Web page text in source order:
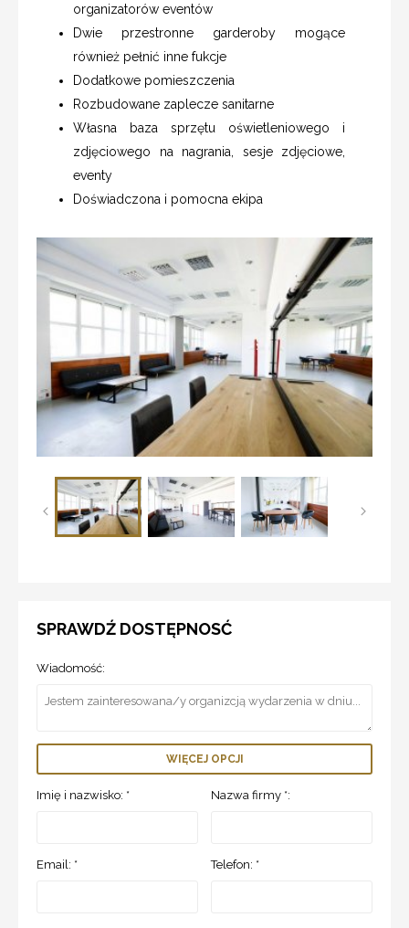
organizatorów eventów
Dwie przestronne garderoby mogące
również pełnić inne fukcje
Dodatkowe pomieszczenia
Rozbudowane zaplecze sanitarne
Własna baza sprzętu oświetleniowego i
zdjęciowego na nagrania, sesje zdjęciowe,
eventy
Doświadczona i pomocna ekipa
SPRAWDŹ DOSTĘPNOSĆ
Wiadomość:
WIĘCEJ OPCJI
Imię i nazwisko: * Nazwa firmy *:
Email: * Telefon: *